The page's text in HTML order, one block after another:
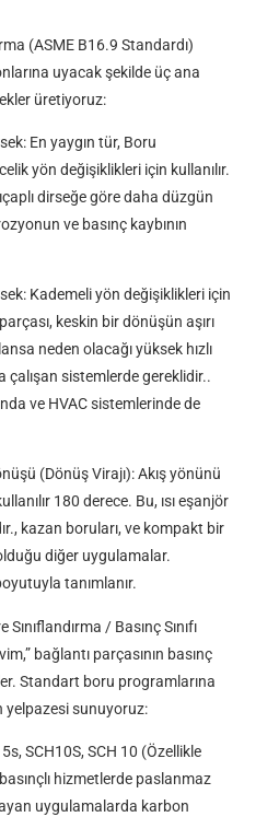
(ASME B16.9 Standardı)
uyacak şekilde üç ana
üretiyoruz:
En yaygın tür, Boru
yön değişiklikleri için kullanılır.
dirseğe göre daha düzgün
ve basınç kaybının
Kademeli yön değişiklikleri için
keskin bir dönüşün aşırı
neden olacağı yüksek hızlı
çalışan sistemlerde gereklidir..
ve HVAC sistemlerinde de
(Dönüş Virajı): Akış yönünü
180 derece. Bu, ısı eşanjör
kazan boruları, ve kompakt bir
diğer uygulamalar.
tanımlanır.
/ Basınç Sınıfı
bağlantı parçasının basınç
Standart boru programlarına
yelpazesi sunuyoruz:
SCH10S, SCH 10 (Özellikle
basınçlı hizmetlerde paslanmaz
uygulamalarda karbon